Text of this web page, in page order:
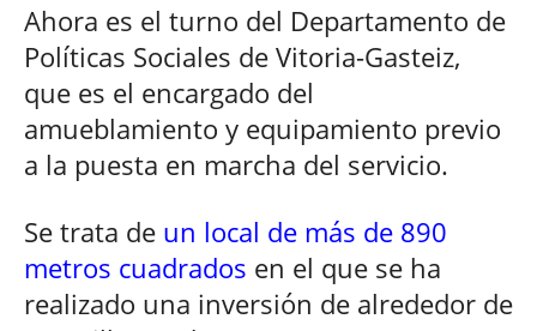
Ahora es el turno del Departamento de
Políticas Sociales de Vitoria-Gasteiz,
que es el encargado del
amueblamiento y equipamiento previo
a la puesta en marcha del servicio.
Se trata de un local de más de 890
metros cuadrados en el que se ha
realizado una inversión de alrededor de